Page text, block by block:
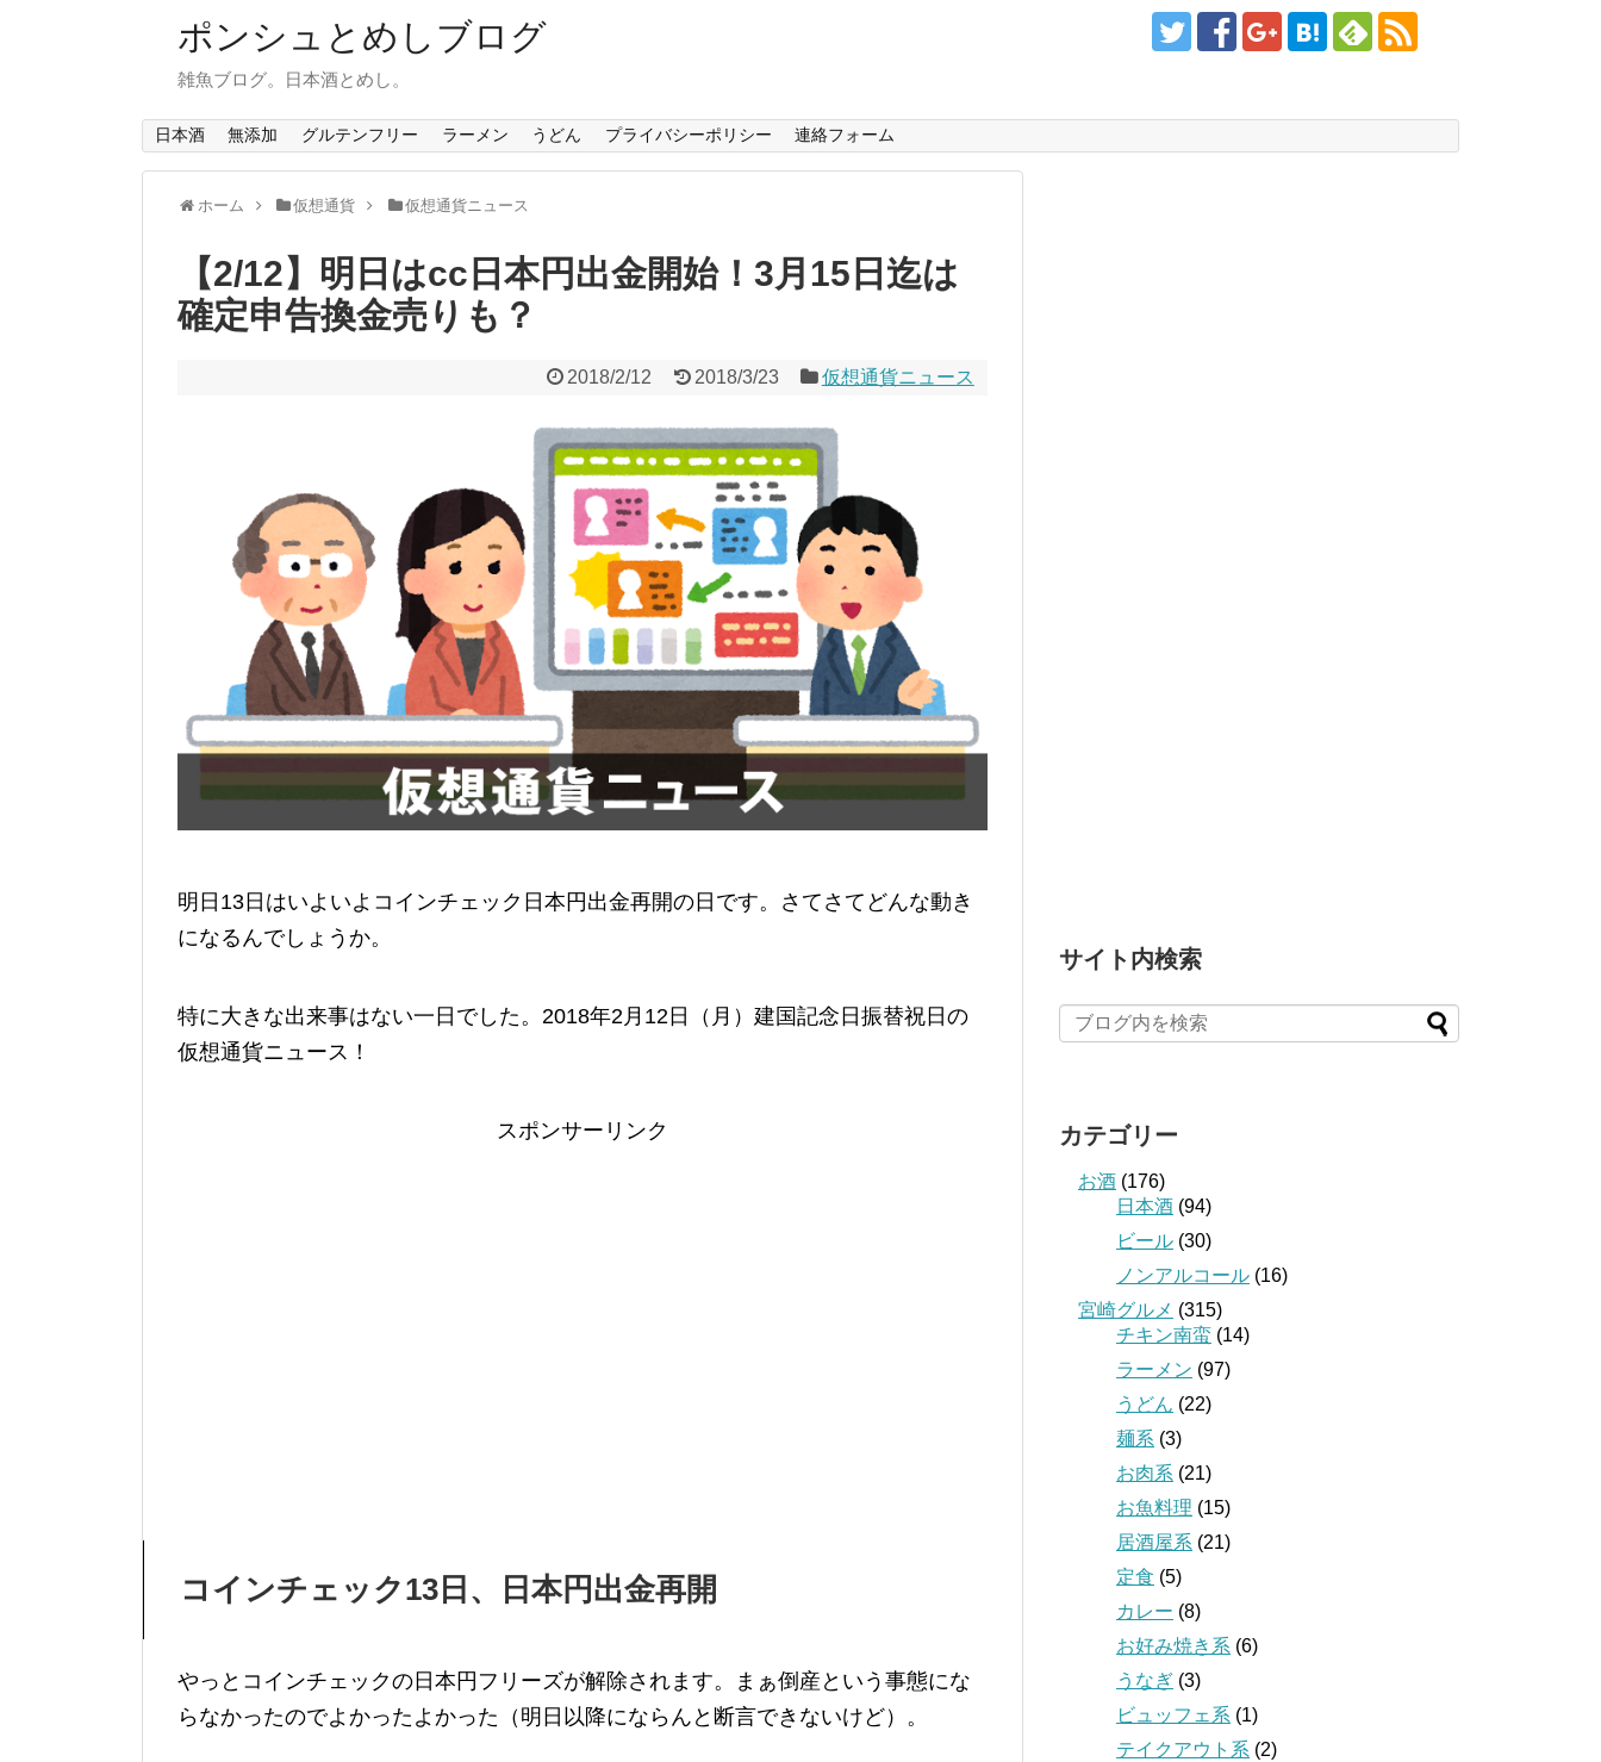
ポンシュとめしブログ
雑魚ブログ。日本酒とめし。
日本酒 無添加 グルテンフリー ラーメン うどん プライバシーポリシー 連絡フォーム
ホーム 仮想通貨 仮想通貨ニュース
【2/12】明日はcc日本円出金開始！3月15日迄は
確定申告換金売りも？
2018/2/12 2018/3/23 仮想通貨ニュース
明日13日はいよいよコインチェック日本円出金再開の日です。さてさてどんな動き
になるんでしょうか。
特に大きな出来事はない一日でした。2018年2月12日（月）建国記念日振替祝日の
仮想通貨ニュース！
スポンサーリンク
コインチェック13日、日本円出金再開
やっとコインチェックの日本円フリーズが解除されます。まぁ倒産という事態にな
らなかったのでよかったよかった（明日以降にならんと断言できないけど）。
サイト内検索
カテゴリー
お酒 (176)
日本酒 (94)
ビール (30)
ノンアルコール (16)
宮崎グルメ (315)
チキン南蛮 (14)
ラーメン (97)
うどん (22)
麺系 (3)
お肉系 (21)
お魚料理 (15)
居酒屋系 (21)
定食 (5)
カレー (8)
お好み焼き系 (6)
うなぎ (3)
ビュッフェ系 (1)
テイクアウト系 (2)